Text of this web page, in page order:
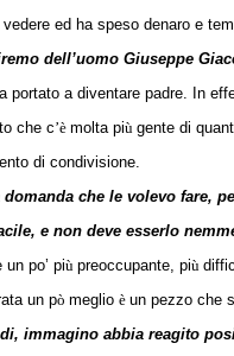
ed ha speso denaro e
dell’uomo Giuseppe
portato a diventare padre. In
che c’è molta più gente di
di condivisione.
che le volevo fare,
e non deve esserlo
po’ più preoccupante, più
un pò meglio è un pezzo che
immagino abbia reagito